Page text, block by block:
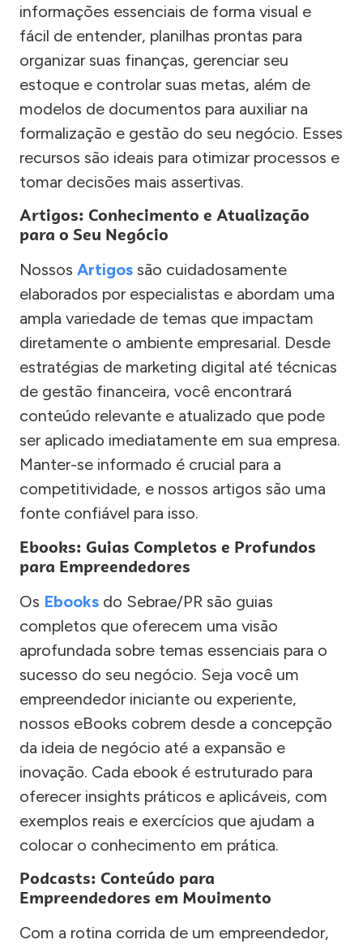
informações essenciais de forma visual e
fácil de entender, planilhas prontas para
organizar suas finanças, gerenciar seu
estoque e controlar suas metas, além de
modelos de documentos para auxiliar na
formalização e gestão do seu negócio. Esses
recursos são ideais para otimizar processos e
tomar decisões mais assertivas.
Artigos: Conhecimento e Atualização
para o Seu Negócio
Nossos Artigos são cuidadosamente
elaborados por especialistas e abordam uma
ampla variedade de temas que impactam
diretamente o ambiente empresarial. Desde
estratégias de marketing digital até técnicas
de gestão financeira, você encontrará
conteúdo relevante e atualizado que pode
ser aplicado imediatamente em sua empresa.
Manter-se informado é crucial para a
competitividade, e nossos artigos são uma
fonte confiável para isso.
Ebooks: Guias Completos e Profundos
para Empreendedores
Os Ebooks do Sebrae/PR são guias
completos que oferecem uma visão
aprofundada sobre temas essenciais para o
sucesso do seu negócio. Seja você um
empreendedor iniciante ou experiente,
nossos eBooks cobrem desde a concepção
da ideia de negócio até a expansão e
inovação. Cada ebook é estruturado para
oferecer insights práticos e aplicáveis, com
exemplos reais e exercícios que ajudam a
colocar o conhecimento em prática.
Podcasts: Conteúdo para
Empreendedores em Movimento
Com a rotina corrida de um empreendedor,